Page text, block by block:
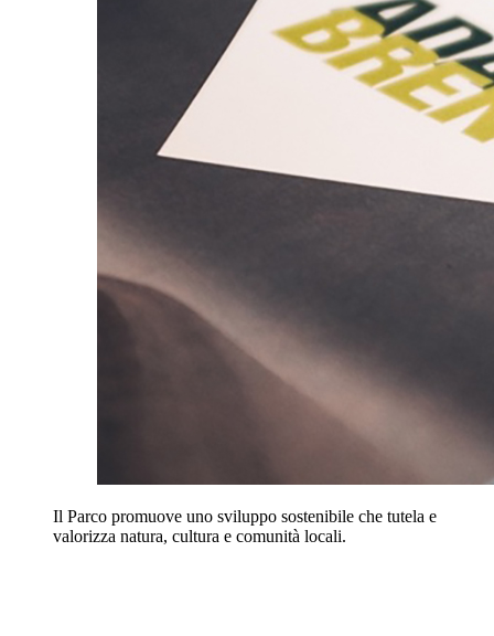
Il Parco promuove uno sviluppo sostenibile che tutela e
valorizza natura, cultura e comunità locali.